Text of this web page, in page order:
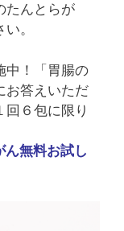
たんとらが
。
中！「胃腸の
お答えいただ
回６包に限り
ん無料お試し